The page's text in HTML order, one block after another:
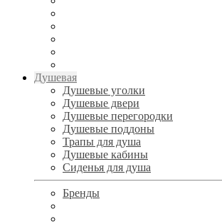
Душевая
Душевые уголки
Душевые двери
Душевые перегородки
Душевые поддоны
Трапы для душа
Душевые кабины
Сиденья для душа
Бренды